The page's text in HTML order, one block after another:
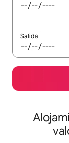
Salida